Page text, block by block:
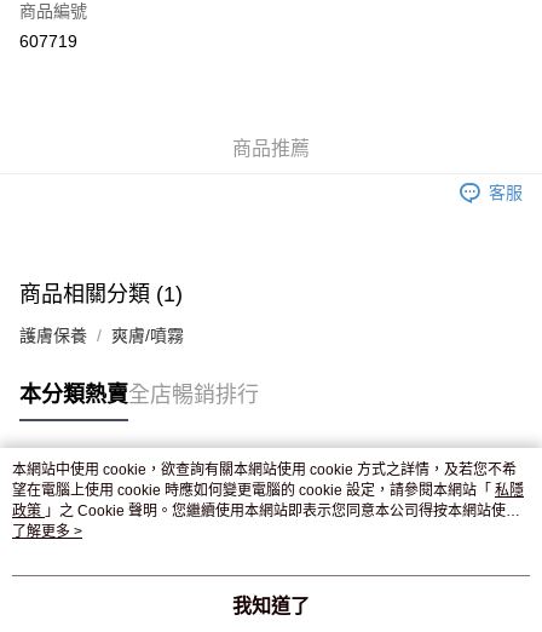
Apple Pay
付款後門市自取，訂單確認後2-4個工作天到店，7天內取。逾期後
商品編號
607719
商品推薦
客服
商品相關分類 (1)
護膚保養 爽膚/噴霧
本分類熱賣全店暢銷排行
熱門標籤
熱銷排行
本網站中使用 cookie，欲查詢有關本網站使用 cookie 方式之詳情，及若您不希
望在電腦上使用 cookie 時應如何變更電腦的 cookie 設定，請參閱本網站「 私隱
政策 」之 Cookie 聲明。您繼續使用本網站即表示您同意本公司得按本網站使用
條款之 Cookie 聲明使用 cookie。
了解更多 >
我知道了